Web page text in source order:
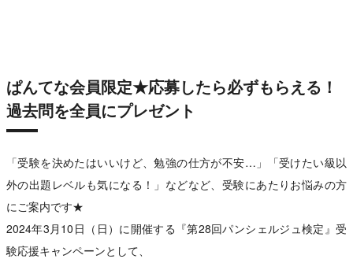
ぱんてな会員限定★応募したら必ずもらえる！
過去問を全員にプレゼント
「受験を決めたはいいけど、勉強の仕方が不安…」「受けたい級以
外の出題レベルも気になる！」などなど、受験にあたりお悩みの方
にご案内です★
2024年3月10日（日）に開催する『第28回パンシェルジュ検定』受
験応援キャンペーンとして、